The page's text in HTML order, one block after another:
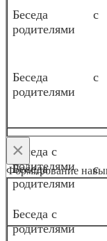
Беседа с
родителями
Беседа с
родителями
Беседа с
родителями
Беседа с
родителями
Беседа с
родителями
×
Формирование